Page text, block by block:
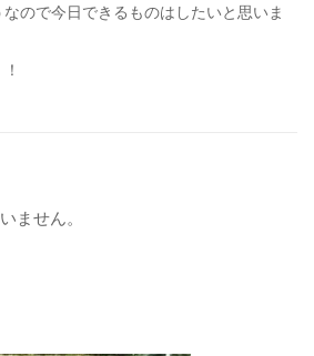
ので今日できるものはしたいと思いま
ません。